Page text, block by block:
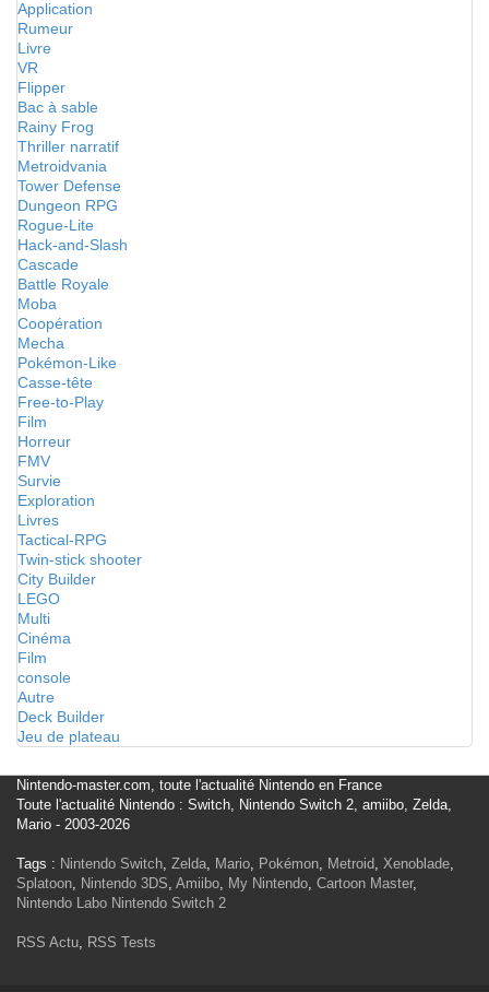
Application
Rumeur
Livre
VR
Flipper
Bac à sable
Rainy Frog
Thriller narratif
Metroidvania
Tower Defense
Dungeon RPG
Rogue-Lite
Hack-and-Slash
Cascade
Battle Royale
Moba
Coopération
Mecha
Pokémon-Like
Casse-tête
Free-to-Play
Film
Horreur
FMV
Survie
Exploration
Livres
Tactical-RPG
Twin-stick shooter
City Builder
LEGO
Multi
Cinéma
Film
console
Autre
Deck Builder
Jeu de plateau
Nintendo-master.com, toute l'actualité Nintendo en France
Toute l'actualité Nintendo : Switch, Nintendo Switch 2, amiibo, Zelda,
Mario - 2003-2026
Tags : Nintendo Switch, Zelda, Mario, Pokémon, Metroid, Xenoblade,
Splatoon, Nintendo 3DS, Amiibo, My Nintendo, Cartoon Master,
Nintendo Labo Nintendo Switch 2
RSS Actu, RSS Tests